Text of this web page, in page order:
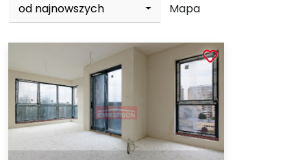
od najnowszych
Mapa